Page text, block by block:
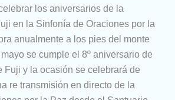
los aniversarios de la
en la Sinfonía de Oraciones por la
anualmente a los pies del monte
se cumple el 8º aniversario de
Fuji y la ocasión se celebrará de
re transmisión en directo de la